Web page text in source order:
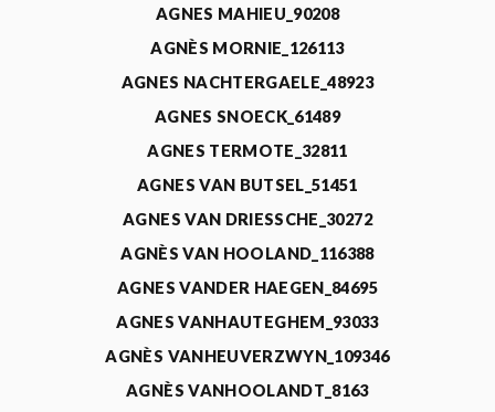
AGNES MAHIEU_90208
AGNÈS MORNIE_126113
AGNES NACHTERGAELE_48923
AGNES SNOECK_61489
AGNES TERMOTE_32811
AGNES VAN BUTSEL_51451
AGNES VAN DRIESSCHE_30272
AGNÈS VAN HOOLAND_116388
AGNES VANDER HAEGEN_84695
AGNES VANHAUTEGHEM_93033
AGNÈS VANHEUVERZWYN_109346
AGNÈS VANHOOLANDT_8163